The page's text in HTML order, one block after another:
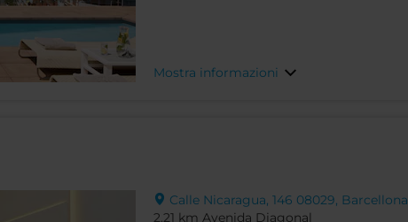
Mostra informazioni
Calle Nicaragua, 146 08029,
2.21 km Avenida Diagonal